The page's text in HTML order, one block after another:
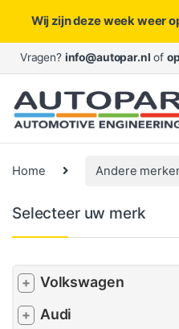
Wij zijn deze week weer
Skip to navigation
Skip to content
Vragen? info@autopar.nl of
Home Andere
Selecteer uw merk
+ Volkswagen
+ Audi